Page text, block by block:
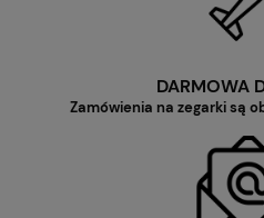
DARMOWA
Zamówienia na zegarki są